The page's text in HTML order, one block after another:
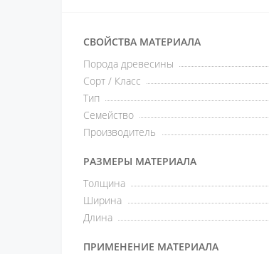
СВОЙСТВА МАТЕРИАЛА
Порода древесины
Сорт / Класс
Тип
Семейство
Производитель
РАЗМЕРЫ МАТЕРИАЛА
Толщина
Ширина
Длина
ПРИМЕНЕНИЕ МАТЕРИАЛА